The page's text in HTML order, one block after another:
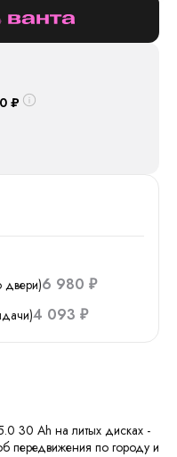
₽
6 980 ₽
4 093 ₽
30 Ah на литых дисках -
передвижения по городу и